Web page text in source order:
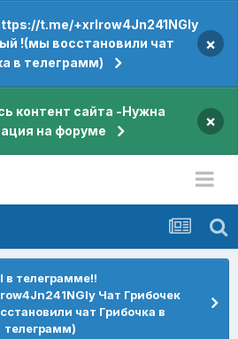
t.me/+xrIrow4Jn241NGIy
!(мы восстановили чат
в телеграмм)
×
контент сайта -Нужна
на форуме
×
телеграмме!!
Чат Грибочек
чат Грибочка в
телеграмм)